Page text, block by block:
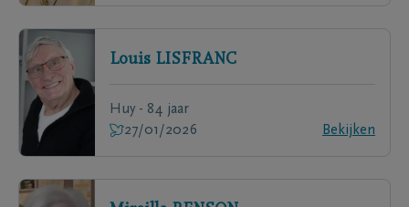
Louis LISFRANC
Huy - 84 jaar
27/01/2026
Bekijken